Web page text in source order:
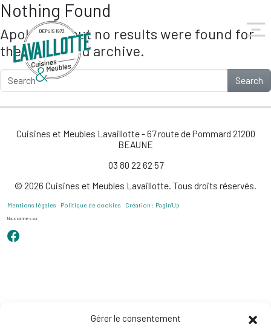
Gérer le consentement
Skip to main content
Nothing Found
Apologies, but no results were found for
the requested archive.
Search
Cuisines et Meubles Lavaillotte - 67 route de Pommard 21200
BEAUNE
03 80 22 62 57
© 2026 Cuisines et Meubles Lavaillotte. Tous droits réservés.
Mentions légales Politique de cookies Création : Pagin’Up
Nous sommes sur